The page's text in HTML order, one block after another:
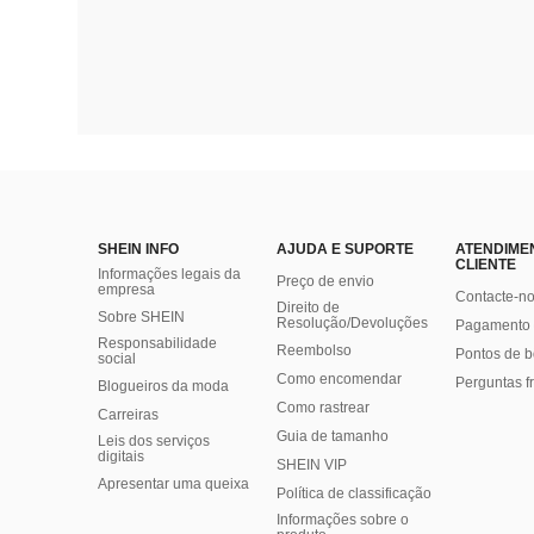
SHEIN INFO
Informações legais da
empresa
Sobre SHEIN
Responsabilidade
social
Blogueiros da moda
Carreiras
Leis dos serviços
digitais
Apresentar uma queixa
AJUDA E SUPORTE
Preço de envio
Direito de
Resolução/Devoluções
Reembolso
Como encomendar
Como rastrear
Guia de tamanho
SHEIN VIP
Política de classificação
​Informações sobre o
CLIENTE
Contacte-
Pontos de
Perguntas